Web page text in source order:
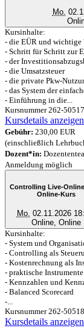
Mo.
Kursinhalte:
- die EÜR und wichtige
- Schritt für Schritt zur
- der
- die Umsatzsteuer
- die private Pkw-
- das System der
- Einführung in die...
Kursnummer 262-50517
Kursdetails anzeigen
Gebühr: 230,00 EUR
(einschließlich
Dozent*in:
Anmeldung möglich
Controlling Live-
Online-Kurs
Mo. 02.11.2026
Online, Online
Kursinhalte:
- System und
- Controlling als
- Kostenrechnung als
- praktische
- Kennzahlen und
- Balanced Scorecard
-...
Kursnummer 262-50518
Kursdetails anzeigen